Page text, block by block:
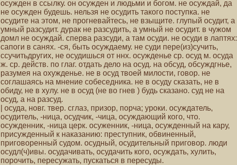
осужден в ссылку. он осужден и людьми и богом. не осуждай, да
не осужден будешь. нельзя не осудить такого поступка. не
осудите на этом, не прогневайтесь, не взыщите. глупый осудит, а
умный разсудит. дурак не разсудить, а умный не осудит. в чужом
домл не осуждай. сперва разсуди, а там осуди. не осуди в лаптях:
сапоги в санях. -ся, быть осуждаему. не суди пере(из)сучить,
ссучитьдругих, не осудишься от ннх. осужденье ср. осуд м. осуда
ж. ср. действ. по глаг. отдать дело на осуд. на обсуд, обсуждгнье,
разумея на охужденье. не в осуд твоей милости, говор. не
соглашаясь на мнение собеседника. не в осуду сказать, не в
обиду, не в хулу. не в осуд (не во гнев ) будь сказано. суд не на
осуд, а на разсуд.
| осуда, новг. твер. сглаз, призор, порча; уроки. осуждатель,
осудитель, -ница, осудчик, -чица, осуждающий кого, что.
осужденник, -ница церк. осуженник, -ница, осужденный на кару,
присужденный к наказанию: преступник, обвиненный,
приговоренный судом. осудный, осудительный приговор. люди
осудл(ч)ивы. осудачивать, осудачить кого, осуждать, хулить,
порочить, пересужать, пускаться в пересуды.